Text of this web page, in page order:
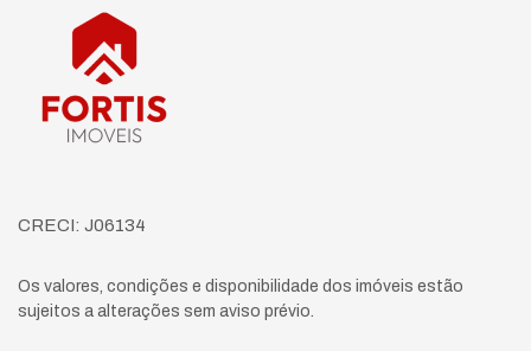
Página inicial
CRECI: J06134
Os valores, condições e disponibilidade dos imóveis estão
sujeitos a alterações sem aviso prévio.